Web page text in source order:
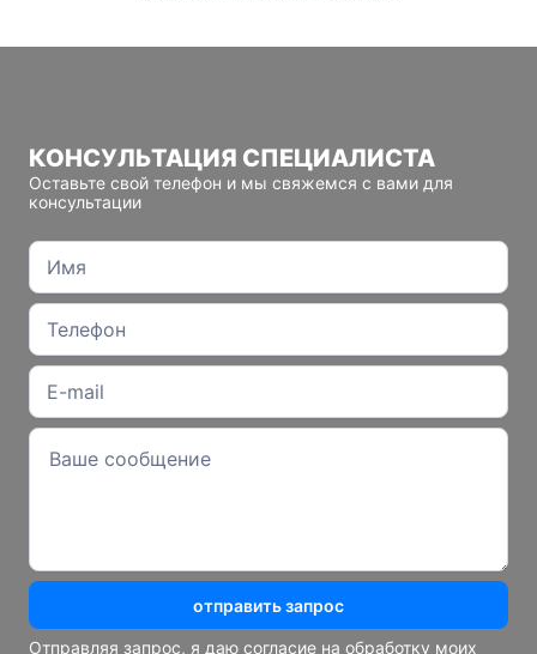
КОНСУЛЬТАЦИЯ СПЕЦИАЛИСТА
Оставьте свой телефон и мы свяжемся с вами для
консультации
отправить запрос
Отправляя запрос, я даю согласие на обработку моих